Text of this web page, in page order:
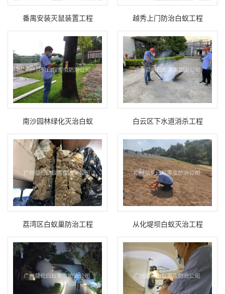
番禺安装灭鼠装置工程 越秀上门防治白蚁工程
南沙园林绿化灭治白蚁 白云区下水道消杀工程
荔湾区白蚁巢防治工程 从化堤坝白蚁灭治工程